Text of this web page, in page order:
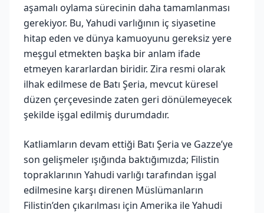
aşamalı oylama sürecinin daha tamamlanması
gerekiyor. Bu, Yahudi varlığının iç siyasetine
hitap eden ve dünya kamuoyunu gereksiz yere
meşgul etmekten başka bir anlam ifade
etmeyen kararlardan biridir. Zira resmi olarak
ilhak edilmese de Batı Şeria, mevcut küresel
düzen çerçevesinde zaten geri dönülemeyecek
şekilde işgal edilmiş durumdadır.
Katliamların devam ettiği Batı Şeria ve Gazze’ye
son gelişmeler ışığında baktığımızda; Filistin
topraklarının Yahudi varlığı tarafından işgal
edilmesine karşı direnen Müslümanların
Filistin’den çıkarılması için Amerika ile Yahudi